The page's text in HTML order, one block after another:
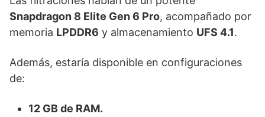
Snapdragon 8 Elite Gen 6 Pro, acompañado por
memoria LPDDR6 y almacenamiento UFS 4.1.
Además, estaría disponible en configuraciones
de:
12 GB de RAM.